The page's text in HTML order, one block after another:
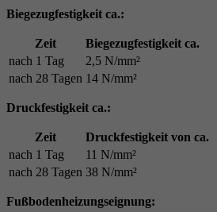
Biegezugfestigkeit ca.:
Zeit
Biegezugfestigkeit ca.
nach 1 Tag
2,5 N/mm²
nach 28 Tagen 14 N/mm²
Druckfestigkeit ca.:
Zeit
Druckfestigkeit von ca.
nach 1 Tag
11 N/mm²
nach 28 Tagen 38 N/mm²
Fußbodenheizungseignung: